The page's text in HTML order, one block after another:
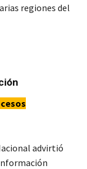
regiones del
advirtió